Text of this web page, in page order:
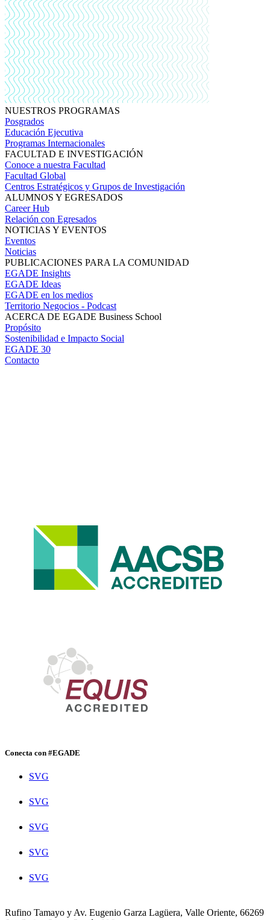
NUESTROS PROGRAMAS
Posgrados
Educación Ejecutiva
Programas Internacionales
FACULTAD E INVESTIGACIÓN
Conoce a nuestra Facultad
Facultad Global
Centros Estratégicos y Grupos de Investigación
ALUMNOS Y EGRESADOS
Career Hub
Relación con Egresados
NOTICIAS Y EVENTOS
Eventos
Noticias
PUBLICACIONES PARA LA COMUNIDAD
EGADE Insights
EGADE Ideas
EGADE en los medios
Territorio Negocios - Podcast
ACERCA DE EGADE Business School
Propósito
Sostenibilidad e Impacto Social
EGADE 30
Contacto
Conecta con #EGADE
SVG
SVG
SVG
SVG
SVG
Rufino Tamayo y Av. Eugenio Garza Lagüera, Valle Oriente, 66269